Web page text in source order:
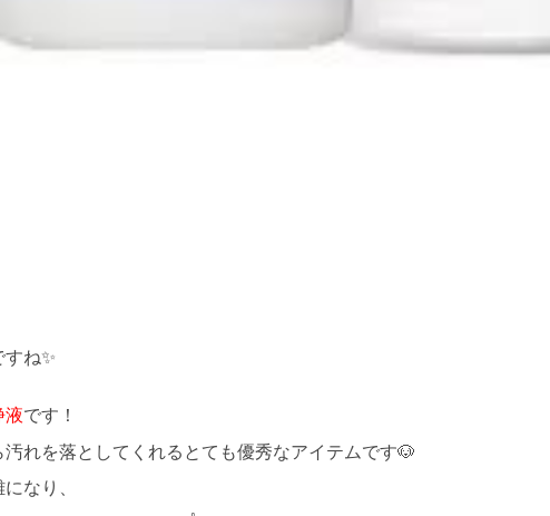
すね✨
液です！
れを落としてくれるとても優秀なアイテムです🐶
なり、